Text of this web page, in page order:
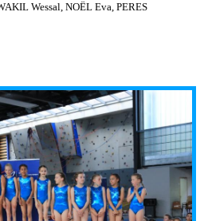
Wessal, NOËL Eva, PERES